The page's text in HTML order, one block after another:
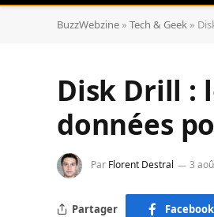
BuzzWebzine » Tech & Geek »
Disk Drill :
données
Par Florent Destral 3
Partager Facebook